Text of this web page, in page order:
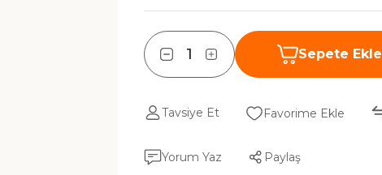
Sepete Ekle
Tavsiye Et
Yorum Yaz Paylaş